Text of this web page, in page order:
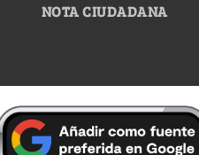
NOTA CIUDADANA